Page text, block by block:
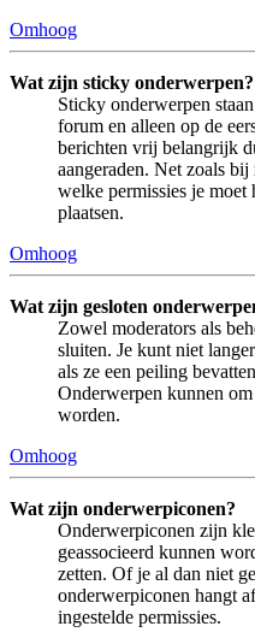
Omhoog
Wat zijn sticky onderwerpen?
Sticky onderwerpen
forum en alleen op de
berichten vrij belangrijk
aangeraden. Net zoals
welke permissies je moet
plaatsen.
Omhoog
Wat zijn gesloten
Zowel moderators als
sluiten. Je kunt niet
als ze een peiling
Onderwerpen kunnen
worden.
Omhoog
Wat zijn onderwerpiconen?
Onderwerpiconen zijn
geassocieerd kunnen
zetten. Of je al dan niet
onderwerpiconen hangt
ingestelde permissies.